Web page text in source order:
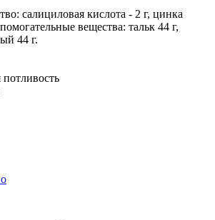
салициловая кислота - 2 г, цинка
вещества: тальк 44 г,
44 г.